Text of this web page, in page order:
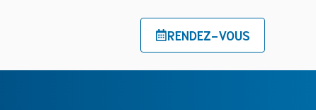
RENDEZ-VOUS